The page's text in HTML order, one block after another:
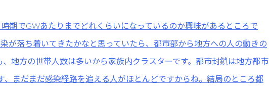
期でGWあたりまでどれくらいになっているのか興味があるところで
が落ち着いてきたかなと思っていたら、都市部から地方への人の動きの
、地方の世帯人数は多いから家族内クラスターです。都市封鎖は地方都市
、まだまだ感染経路を追える人がほとんどですからね。結局のところ都